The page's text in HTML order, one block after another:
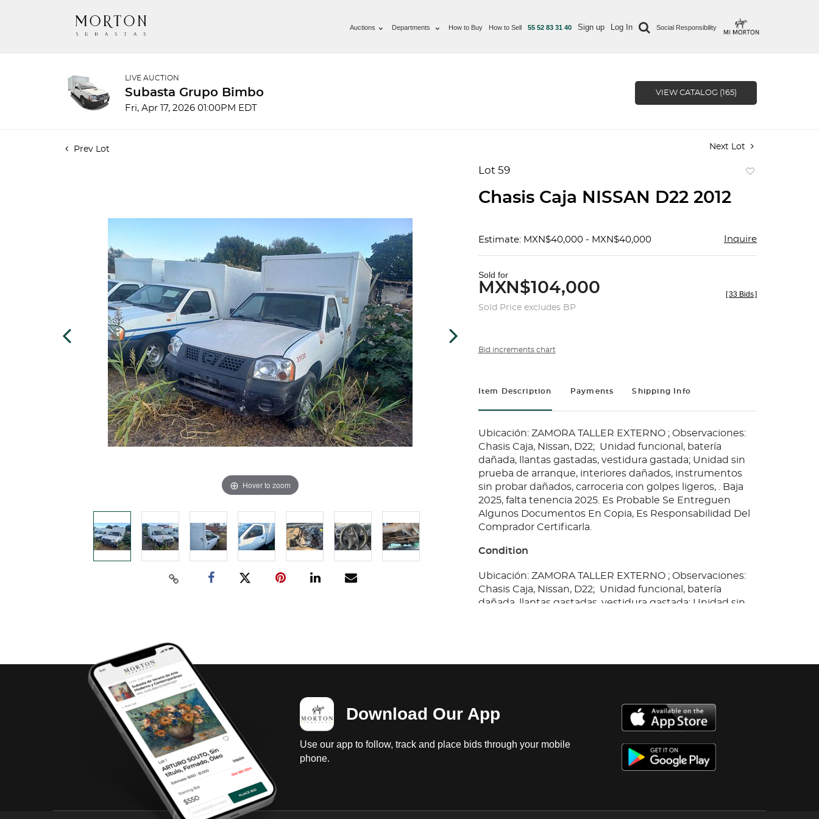
Auctions Departments How to Buy How to Sell 55 52 83 31 40 Sign up Log In Social Responsibility
LIVE AUCTION
Subasta Grupo Bimbo
Fri, Apr 17, 2026 01:00PM EDT
VIEW CATALOG (165)
Prev Lot Next Lot
Hover to zoom
Lot 59
Chasis Caja NISSAN D22 2012
Estimate: MXN$40,000 - MXN$40,000 Inquire
Sold for
MXN$104,000
Sold Price excludes BP
[33 Bids]
Bid increments chart
Item Description Payments Shipping Info
Ubicación: ZAMORA TALLER EXTERNO ; Observaciones:
Chasis Caja, Nissan, D22; Unidad funcional, batería
dañada, llantas gastadas, vestidura gastada; Unidad sin
prueba de arranque, interiores dañados, instrumentos
sin probar dañados, carroceria con golpes ligeros, . Baja
2025, falta tenencia 2025. Es Probable Se Entreguen
Algunos Documentos En Copia, Es Responsabilidad Del
Comprador Certificarla.
Condition
Ubicación: ZAMORA TALLER EXTERNO ; Observaciones:
Chasis Caja, Nissan, D22; Unidad funcional, batería
dañada, llantas gastadas, vestidura gastada; Unidad sin
Download Our App
Use our app to follow, track and place bids through your mobile
phone.